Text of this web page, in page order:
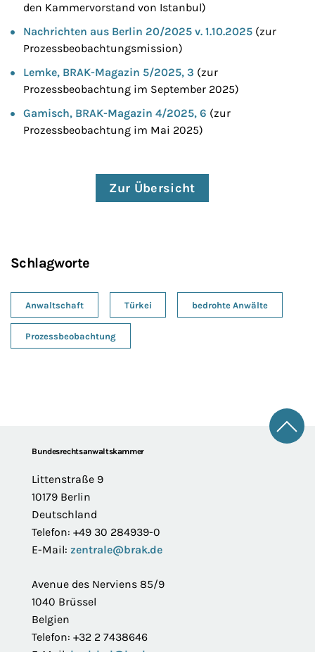
den Kammervorstand von Istanbul)
Nachrichten aus Berlin 20/2025 v. 1.10.2025 (zur
Prozessbeobachtungsmission)
Lemke, BRAK-Magazin 5/2025, 3 (zur
Prozessbeobachtung im September 2025)
Gamisch, BRAK-Magazin 4/2025, 6 (zur
Prozessbeobachtung im Mai 2025)
Zur Übersicht
Schlagworte
Anwaltschaft Türkei bedrohte Anwälte
Prozessbeobachtung
FooterBundesrechtsanwaltskammer
Littenstraße 9
10179 Berlin
Deutschland
Telefon: +49 30 284939-0
E-Mail: zentrale@brak.de
Avenue des Nerviens 85/9
1040 Brüssel
Belgien
Telefon: +32 2 7438646